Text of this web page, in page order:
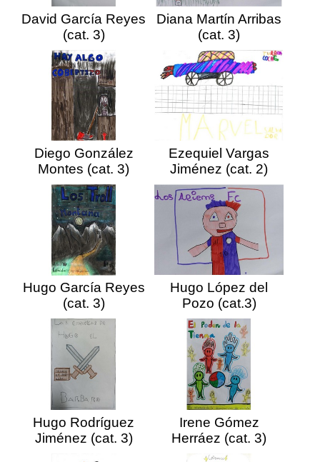
David García Reyes
(cat. 3)
Diana Martín Arribas
(cat. 3)
Diego González
Montes (cat. 3)
Ezequiel Vargas
Jiménez (cat. 2)
Hugo García Reyes
(cat. 3)
Hugo López del
Pozo (cat.3)
Hugo Rodríguez
Jiménez (cat. 3)
Irene Gómez
Herráez (cat. 3)